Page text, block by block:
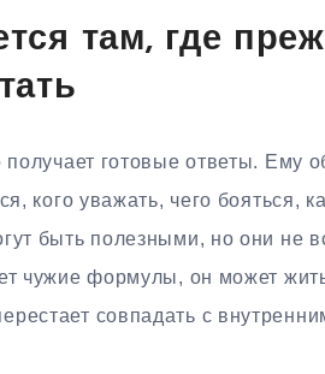
там, где
получает готовые ответы. Ему
кого уважать, чего бояться,
быть полезными, но они не
чужие формулы, он может
совпадать с